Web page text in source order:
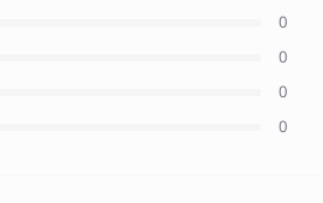
0
0
0
0